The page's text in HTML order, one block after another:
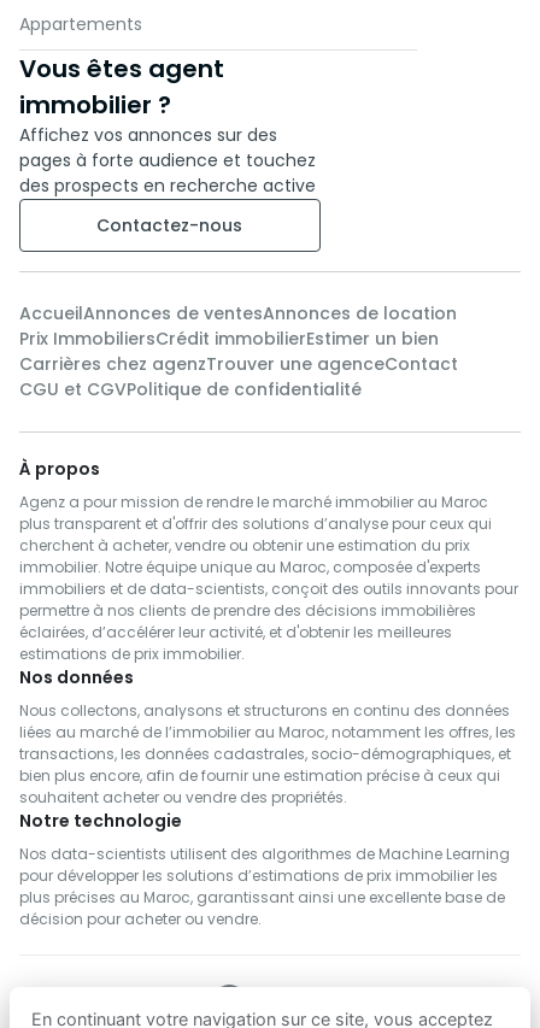
Appartements
Vous êtes agent
immobilier ?
Affichez vos annonces sur des
pages à forte audience et touchez
des prospects en recherche active
Contactez-nous
AccueilAnnonces de ventesAnnonces de location
Prix ImmobiliersCrédit immobilierEstimer un bien
Carrières chez agenzTrouver une agenceContact
CGU et CGVPolitique de confidentialité
À propos
Agenz a pour mission de rendre le marché immobilier au Maroc
plus transparent et d'offrir des solutions d’analyse pour ceux qui
cherchent à acheter, vendre ou obtenir une estimation du prix
immobilier. Notre équipe unique au Maroc, composée d'experts
immobiliers et de data-scientists, conçoit des outils innovants pour
permettre à nos clients de prendre des décisions immobilières
éclairées, d’accélérer leur activité, et d'obtenir les meilleures
estimations de prix immobilier.
Nos données
Nous collectons, analysons et structurons en continu des données
liées au marché de l’immobilier au Maroc, notamment les offres, les
transactions, les données cadastrales, socio-démographiques, et
bien plus encore, afin de fournir une estimation précise à ceux qui
souhaitent acheter ou vendre des propriétés.
Notre technologie
Nos data-scientists utilisent des algorithmes de Machine Learning
pour développer les solutions d’estimations de prix immobilier les
plus précises au Maroc, garantissant ainsi une excellente base de
décision pour acheter ou vendre.
En continuant votre navigation sur ce site, vous acceptez